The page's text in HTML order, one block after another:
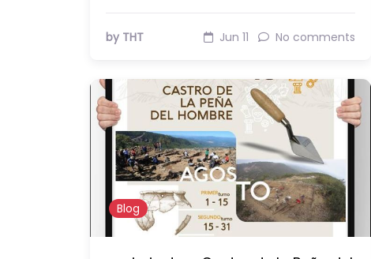
by THT Jun 11 No comments
Blog